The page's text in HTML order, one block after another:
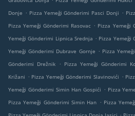
Donje . Pizza Yemeği Gönderimi Pasci Donji .
Pizza Yemeği Gönderimi Rasovac . Pizza Yemeği
Yemeği Gönderimi Lipnica Srednja . Pizza Yemeği
Yemeği Gönderimi Dubrave Gornje . Pizza
Gönderimi Drežnik
. Pizza Yemeği Gönderimi
Križani . Pizza Yemeği Gönderimi Slavinovići .
Yemeği Gönderimi Simin Han Gospići . Pizza
Pizza Yemeği Gönderimi Simin Han . Pizza
.